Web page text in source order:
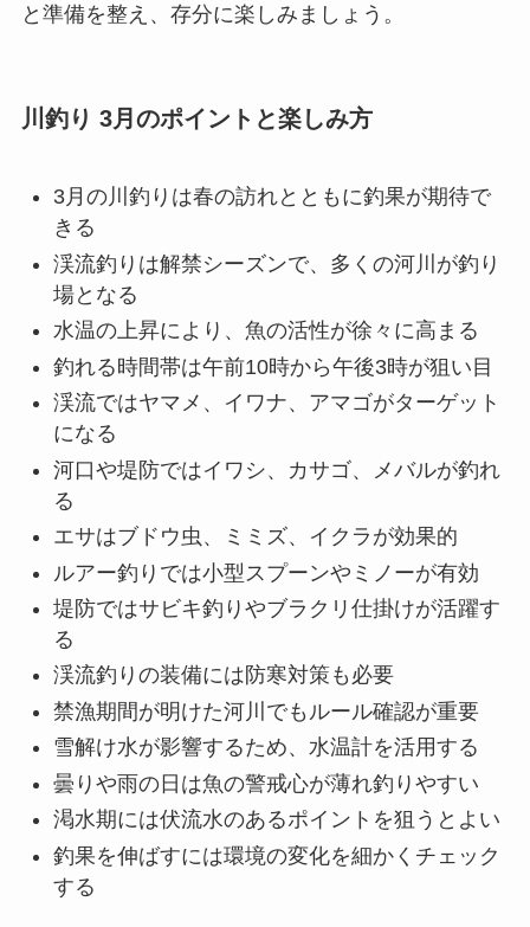
と準備を整え、存分に楽しみましょう。
川釣り 3月のポイントと楽しみ方
3月の川釣りは春の訪れとともに釣果が期待で
きる
渓流釣りは解禁シーズンで、多くの河川が釣り
場となる
水温の上昇により、魚の活性が徐々に高まる
釣れる時間帯は午前10時から午後3時が狙い目
渓流ではヤマメ、イワナ、アマゴがターゲット
になる
河口や堤防ではイワシ、カサゴ、メバルが釣れ
る
エサはブドウ虫、ミミズ、イクラが効果的
ルアー釣りでは小型スプーンやミノーが有効
堤防ではサビキ釣りやブラクリ仕掛けが活躍す
る
渓流釣りの装備には防寒対策も必要
禁漁期間が明けた河川でもルール確認が重要
雪解け水が影響するため、水温計を活用する
曇りや雨の日は魚の警戒心が薄れ釣りやすい
渇水期には伏流水のあるポイントを狙うとよい
釣果を伸ばすには環境の変化を細かくチェック
する